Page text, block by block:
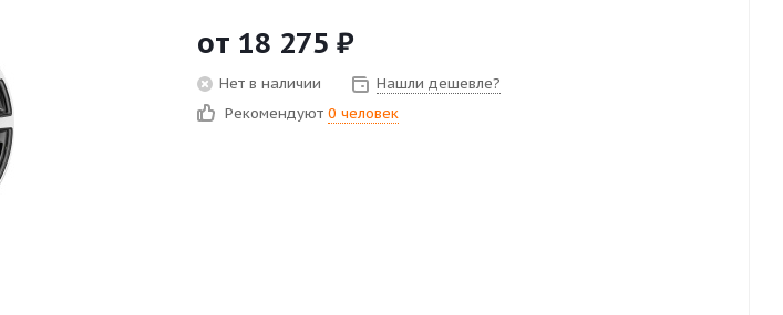
от 18 275 ₽
Нет в наличии
Нашли дешевле?
Рекомендуют 0 человек